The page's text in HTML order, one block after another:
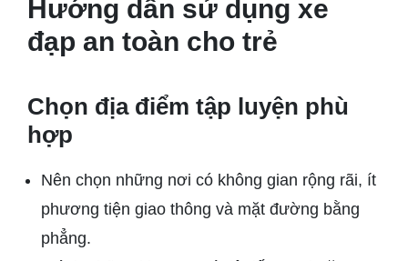
Hướng dẫn sử dụng xe
đạp an toàn cho trẻ
Chọn địa điểm tập luyện phù
hợp
Nên chọn những nơi có không gian rộng rãi, ít
phương tiện giao thông và mặt đường bằng
phẳng.